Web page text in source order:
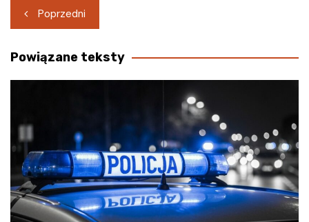
Nawigacja
wpisu
Poprzedni
Powiązane teksty